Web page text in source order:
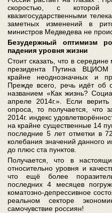
скоростью, с
квазигосударственными
заметных изменений в
министров Медведева не
Безудержный оптимизм
падения уровня жизни
Стоит сказать, что в
президента Путина ВЦИОМ
крайне неоднозначных и
Прежде всего, речь идёт об
названием «Как жизнь?
апреле 2014г.». Если верить
опроса, то получается, что
2014г. индекс
на крайне существенные 14
последние 5 лет отметки в
колебания значений данного
до плюс ста пунктов.
Получается, что в
относительно уровня и
что ещё более
последних 4 месяцев
коматозно-депрессивное
реальном секторе
самочувствие россиян!